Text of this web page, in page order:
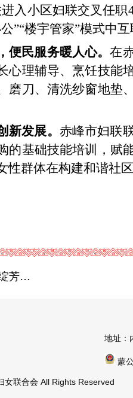
入小区妇联交叉任职
”“楼宇管家”模式中互
便民服务暖人心。在
心理辅导、烹饪技能
磨刀、清洗纱窗地垫
新发展。 赤峰市妇联
的基础技能培训
，赋
性群体在构建和谐社
强基固本绽芳华·巾帼聚力建新功——自治区税务系统妇联召开庆“三八”座谈会
地址：
蒙
联合会 All Rights Reserved